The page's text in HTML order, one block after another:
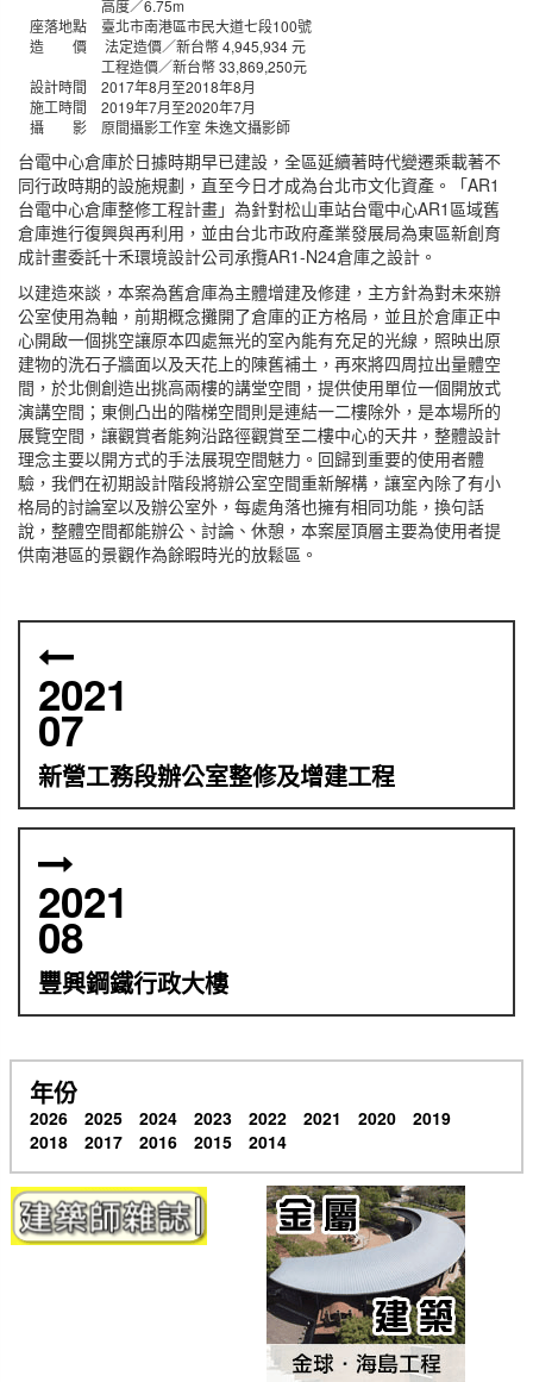
高度／6.75m
座落地點 臺北市南港區市民大道七段100號
造 價 法定造價／新台幣 4,945,934 元
工程造價／新台幣 33,869,250元
設計時間 2017年8月至2018年8月
施工時間 2019年7月至2020年7月
攝 影 原間攝影工作室 朱逸文攝影師
台電中心倉庫於日據時期早已建設，全區延續著時代變遷乘載著不
同行政時期的設施規劃，直至今日才成為台北市文化資產。「AR1
台電中心倉庫整修工程計畫」為針對松山車站台電中心AR1區域舊
倉庫進行復興與再利用，並由台北市政府產業發展局為東區新創育
成計畫委託十禾環境設計公司承攬AR1-N24倉庫之設計。
以建造來談，本案為舊倉庫為主體增建及修建，主方針為對未來辦
公室使用為軸，前期概念攤開了倉庫的正方格局，並且於倉庫正中
心開啟一個挑空讓原本四處無光的室內能有充足的光線，照映出原
建物的洗石子牆面以及天花上的陳舊補土，再來將四周拉出量體空
間，於北側創造出挑高兩樓的講堂空間，提供使用單位一個開放式
演講空間；東側凸出的階梯空間則是連結一二樓除外，是本場所的
展覽空間，讓觀賞者能夠沿路徑觀賞至二樓中心的天井，整體設計
理念主要以開方式的手法展現空間魅力。回歸到重要的使用者體
驗，我們在初期設計階段將辦公室空間重新解構，讓室內除了有小
格局的討論室以及辦公室外，每處角落也擁有相同功能，換句話
說，整體空間都能辦公、討論、休憩，本案屋頂層主要為使用者提
供南港區的景觀作為餘暇時光的放鬆區。
2021
07
新營工務段辦公室整修及增建工程
2021
08
豐興鋼鐵行政大樓
年份
2026 2025 2024 2023 2022 2021 2020
2019
2018
2017 2016 2015 2014